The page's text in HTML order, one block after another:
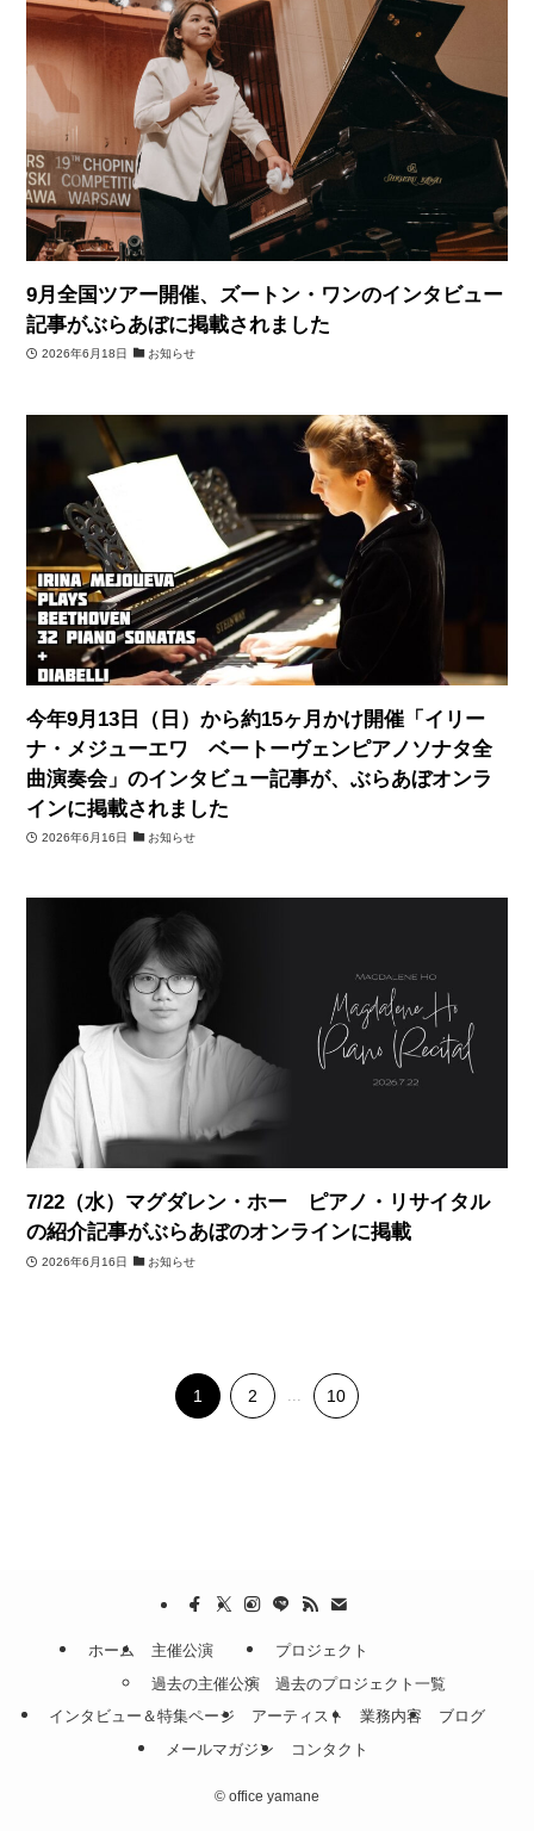
9月全国ツアー開催、ズートン・ワンのインタビュー
記事がぶらあぼに掲載されました
2026年6月18日 お知らせ
今年9月13日（日）から約15ヶ月かけ開催「イリー
ナ・メジューエワ ベートーヴェンピアノソナタ全
曲演奏会」のインタビュー記事が、ぶらあぼオンラ
インに掲載されました
2026年6月16日 お知らせ
7/22（水）マグダレン・ホー ピアノ・リサイタル
の紹介記事がぶらあぼのオンラインに掲載
2026年6月16日 お知らせ
1 2 ... 10
ホーム
主催公演
過去の主催公演
プロジェクト
過去のプロジェクト一覧
インタビュー＆特集ページ
アーティスト 業務内容
ブログ
メールマガジン
コンタクト
© office yamane